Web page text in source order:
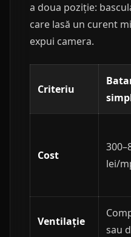
a doua poziție:
care lasă un curent
expui camera.
Criteriu
Cost
lei/
Ventilație
sau